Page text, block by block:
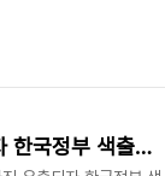
09/14 - [분류 전체보
'산케이신문 빨대를 찾아라' - 북 미사일 미 위성사진 유출되자 한국정부 색출나서 :위키리크스 한국전문